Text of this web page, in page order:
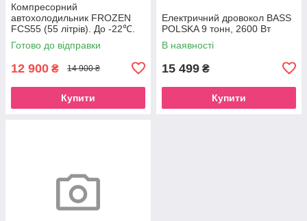
Компресорний
автохолодильник FROZEN
FCS55 (55 літрів). До -22℃.
Живлення 12, 24, 220 вольт
Готово до відправки
12 900 ₴ 14 900 ₴
Купити
Електричний дровокол BASS
POLSKA 9 тонн, 2600 Вт
В наявності
15 499 ₴
Купити